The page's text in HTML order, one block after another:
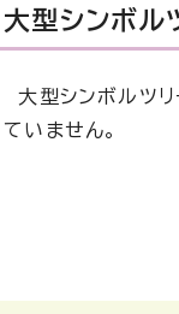
大型シンボル
大型シンボルツリ
ていません。